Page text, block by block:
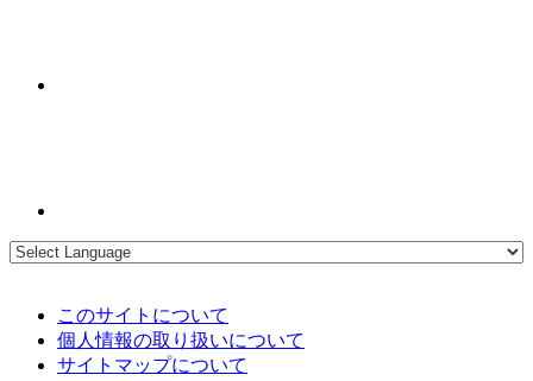
このサイトについて
個人情報の取り扱いについて
サイトマップについて